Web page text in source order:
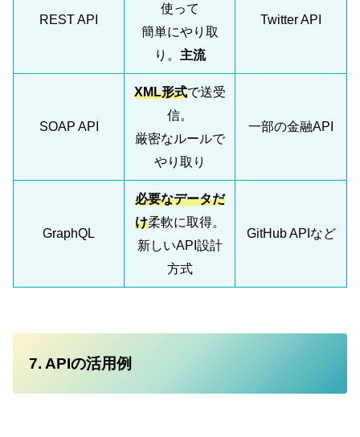
REST API
使って
簡単にやり取
り。 主流
Twitter API
SOAP API
XML形式で送受
信。
厳密なルールで
やり取り
一部の金融API
GraphQL
必要なデータだ
け柔軟に取得。
新しいAPI設計
方式
GitHub APIなど
7. APIの活用例